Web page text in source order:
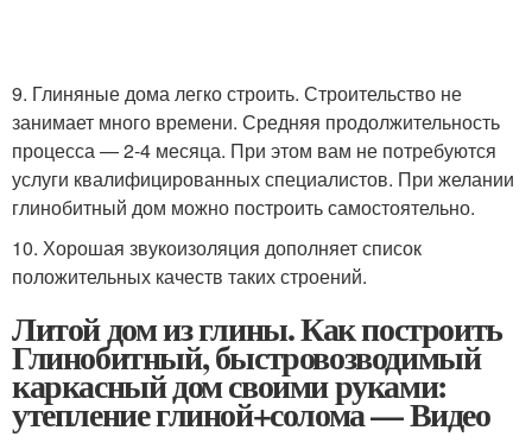
9. Глиняные дома легко строить. Строительство не
занимает много времени. Средняя продолжительность
процесса — 2-4 месяца. При этом вам не потребуются
услуги квалифицированных специалистов. При желании
глинобитный дом можно построить самостоятельно.
10. Хорошая звукоизоляция дополняет список
положительных качеств таких строений.
Литой дом из глины. Как построить
Глинобитный, быстровозводимый
каркасный дом своими руками:
утепление глиной+солома — Видео